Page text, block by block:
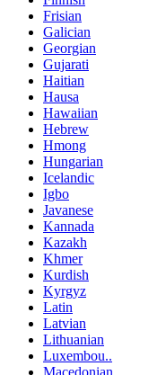
Frisian
Galician
Georgian
Gujarati
Haitian
Hausa
Hawaiian
Hebrew
Hmong
Hungarian
Icelandic
Igbo
Javanese
Kannada
Kazakh
Khmer
Kurdish
Kyrgyz
Latin
Latvian
Lithuanian
Luxembou..
Macedonian